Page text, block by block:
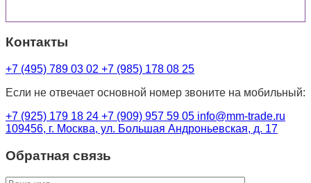
Контакты
+7 (495) 789 03 02 +7 (985) 178 08 25
Если не отвечает основной номер звоните на мобильный:
+7 (925) 179 18 24 +7 (909) 957 59 05 info@mm-trade.ru
109456, г. Москва, ул. Большая Андроньевская, д. 17
Обратная связь